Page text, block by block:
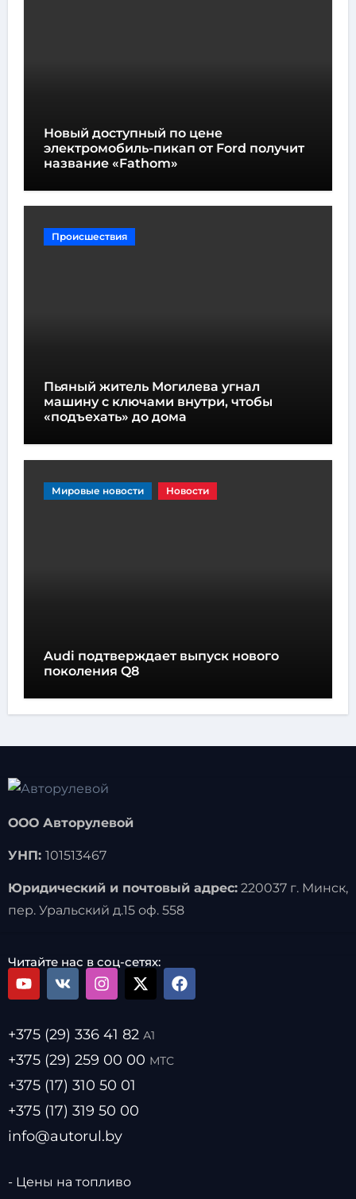
Новый доступный по цене
электромобиль-пикап от Ford получит
название «Fathom»
Происшествия
Пьяный житель Могилева угнал
машину с ключами внутри, чтобы
«подъехать» до дома
Мировые новости Новости
Audi подтверждает выпуск нового
поколения Q8
ООО Авторулевой
УНП: 101513467
Юридический и почтовый адрес:220037 г. Минск,
пер. Уральский д.15 оф. 558
Читайте нас в соц-сетях:
+375 (29) 336 41 82 А1
+375 (29) 259 00 00 МТС
+375 (17) 310 50 01
+375 (17) 319 50 00
info@autorul.by
- Цены на топливо